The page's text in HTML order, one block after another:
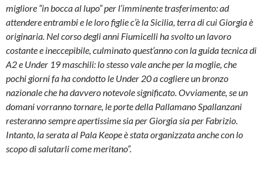
migliore “in bocca al lupo” per l’imminente trasferimento: ad
attendere entrambi e le loro figlie c’è la Sicilia, terra di cui Giorgia è
originaria. Nel corso degli anni Fiumicelli ha svolto un lavoro
costante e ineccepibile, culminato quest’anno con la guida tecnica di
A2 e Under 19 maschili: lo stesso vale anche per la moglie, che
pochi giorni fa ha condotto le Under 20 a cogliere un bronzo
nazionale che ha davvero notevole significato. Ovviamente, se un
domani vorranno tornare, le porte della Pallamano Spallanzani
resteranno sempre apertissime sia per Giorgia sia per Fabrizio.
Intanto, la serata al Pala Keope è stata organizzata anche con lo
scopo di salutarli come meritano”.